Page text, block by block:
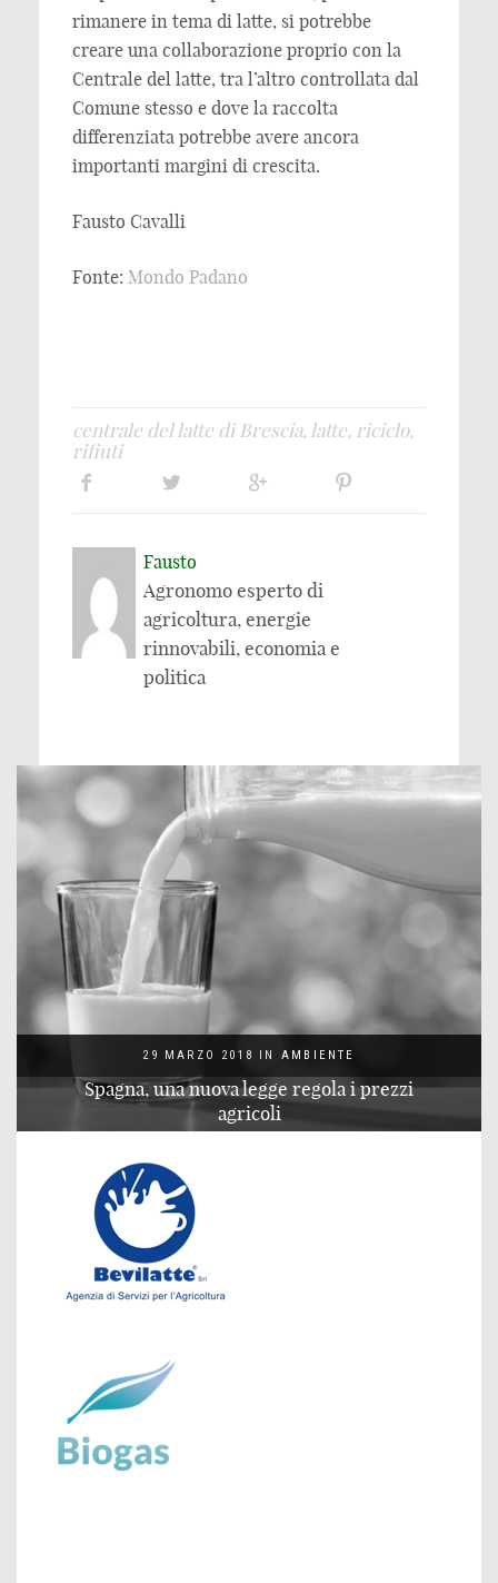
rimanere in tema di latte, si potrebbe
creare una collaborazione proprio con la
Centrale del latte, tra l’altro controllata dal
Comune stesso e dove la raccolta
differenziata potrebbe avere ancora
importanti margini di crescita.
Fausto Cavalli
Fonte: Mondo Padano
centrale del latte di Brescia,latte, riciclo,
rifiuti
Fausto
Agronomo esperto di
agricoltura, energie
rinnovabili, economia e
politica
29 MARZO 2018 IN AMBIENTE
Spagna, una nuova legge regola i prezzi
agricoli